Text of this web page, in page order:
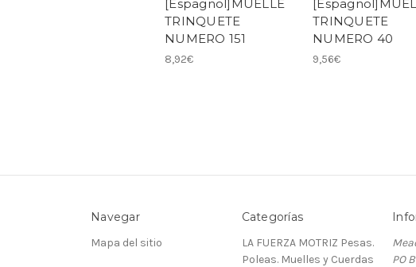
[Espagnol]MUELLE
TRINQUETE
NUMERO 151
8,92€
TRINQUETE
NUMERO 40
9,56€
Navegar
Mapa del sitio
Categorías
LA FUERZA MOTRIZ Pesas.
Poleas. Muelles y Cuerdas
PO